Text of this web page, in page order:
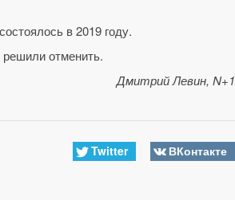
в 2019 году.
отменить.
Дмитрий Левин, N+1
Twitter ВКонтакте